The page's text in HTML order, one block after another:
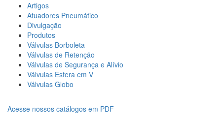
Artigos
Atuadores Pneumático
Divulgação
Produtos
Válvulas Borboleta
Válvulas de Retenção
Válvulas de Segurança e Alívio
Válvulas Esfera em V
Válvulas Globo
Acesse nossos catálogos em PDF